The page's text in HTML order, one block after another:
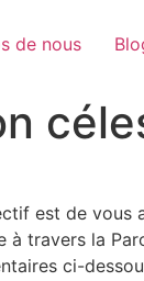
de nous
est de
travers la
ci-